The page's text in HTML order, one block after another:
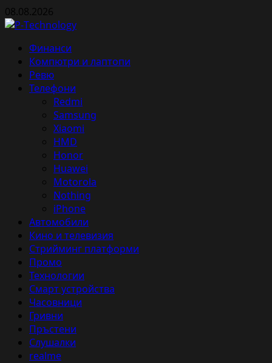
Skip
to
08.08.2026
Primary
Menu
Финанси
Компютри и лаптопи
Ревю
Телефони
Redmi
Samsung
Xiaomi
HMD
Honor
Huawei
Motorola
Nothing
iPhone
Автомобили
Кино и телевизия
Стрийминг платформи
Промо
Технологии
Смарт устройства
Часовници
Гривни
Пръстени
Слушалки
realme